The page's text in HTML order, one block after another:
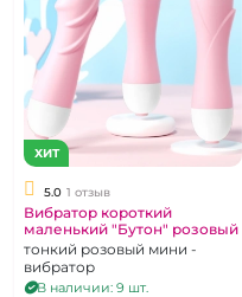
ХИТ
5.0 1 отзыв
Вибратор короткий
маленький "Бутон" розовый
тонкий розовый мини -
вибратор
В наличии: 9 шт.